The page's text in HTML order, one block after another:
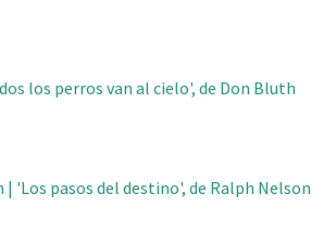
los perros van al cielo', de Don Bluth
'Los pasos del destino', de Ralph Nelson